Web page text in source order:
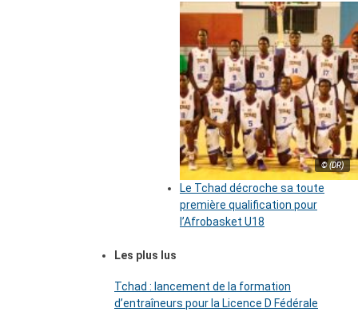
© (DR)
Le Tchad décroche sa toute
première qualification pour
l’Afrobasket U18
Les plus lus
Tchad : lancement de la formation
d’entraîneurs pour la Licence D Fédérale